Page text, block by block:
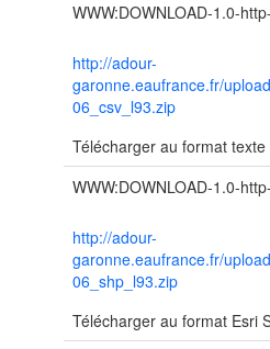
WWW:DOWNLOAD-1.0-
http://adour-
garonne.eaufrance.fr/
06_csv_l93.zip
Télécharger au format texte
WWW:DOWNLOAD-1.0-
http://adour-
garonne.eaufrance.fr/
06_shp_l93.zip
Télécharger au format Esri